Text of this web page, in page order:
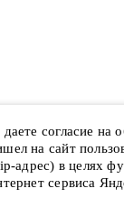
согласие на
на сайт
адрес) в целях
сервиса